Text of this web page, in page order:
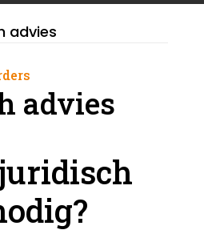
advies
advies